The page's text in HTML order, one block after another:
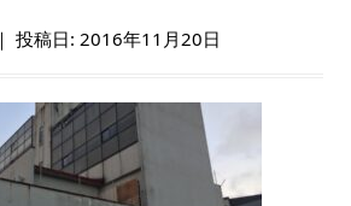
｜投稿日: 2016年11月20日